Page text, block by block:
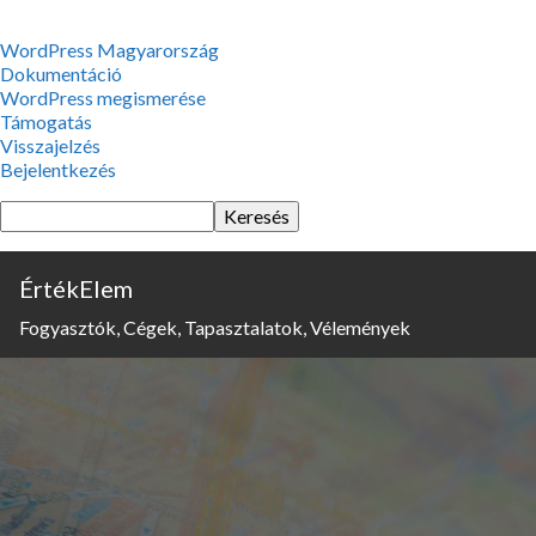
WordPress,
a
csodás
WordPress Magyarország
Dokumentáció
WordPress megismerése
Támogatás
Visszajelzés
Bejelentkezés
Keresés
ÉrtékElem
Fogyasztók, Cégek, Tapasztalatok, Vélemények